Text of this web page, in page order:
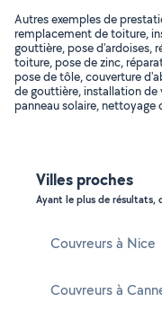
Autres exemples de
remplacement de toiture,
gouttière, pose d'ardoises,
toiture, pose de zinc,
pose de tôle, couverture
de gouttière, installation de
panneau solaire, nettoyage
Villes proches
Ayant le plus de résultats,
Couvreurs à Nice
Couvreurs à